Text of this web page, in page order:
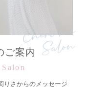
ご案内
りさからのメッセージ